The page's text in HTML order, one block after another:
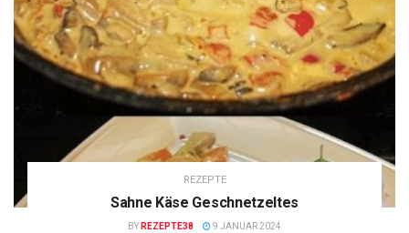
REZEPTE
Sahne Käse Geschnetzeltes
BY REZEPTE38 9 JANUAR 2024